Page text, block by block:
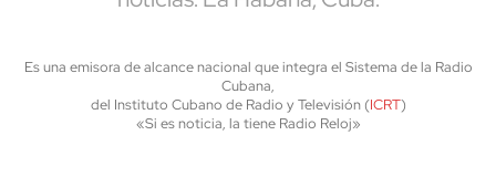
Es una emisora de alcance nacional que integra el Sistema de la Radio
Cubana,
del Instituto Cubano de Radio y Televisión (ICRT)
«Si es noticia, la tiene Radio Reloj»